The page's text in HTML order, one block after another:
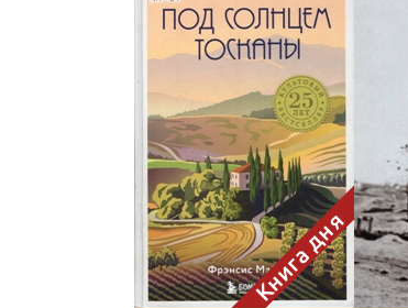
Здесь, в своем
итальянском доме, я вновь
испытала первичную
радость единения с
природой. Дом открыт
для бабочек, стрекоз, пчёл
или всех, кто пожелает
влететь в одно окно и
вылететь из другого. Едим
мы почти всегда во
дворе. Во мне настолько
возродился здравый
смысл моей матери -
умение наслаждаться
настоящим и не спешить, -
что даже нашлось время
отполировать до блеска
оконное стекло.
ЗаказатьКнига дня